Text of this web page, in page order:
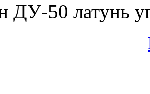
ДУ-50 латунь